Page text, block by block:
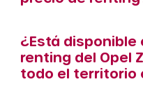
¿Está disponible
renting del Opel
todo el territorio